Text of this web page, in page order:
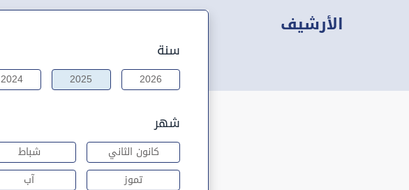
الأرشيف
سنة
2026
2025
2024
شهر
كانون الثاني شباط
تموز
آب